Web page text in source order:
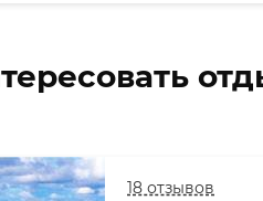
18 отзывов